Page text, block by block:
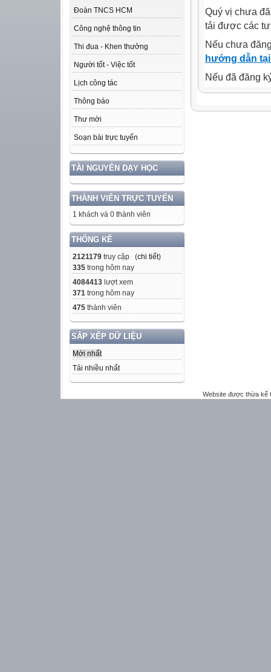
Đoàn TNCS HCM
Công nghệ thông tin
Thi đua - Khen thưởng
Người tốt - Việc tốt
Lịch công tác
Thông báo
Thư mời
Soạn bài trực tuyến
TÀI NGUYÊN DẠY HỌC
THÀNH VIÊN TRỰC TUYẾN
1 khách và 0 thành viên
THỐNG KÊ
2121179 truy cập (chi tiết)
335 trong hôm nay
4084413 lượt xem
371 trong hôm nay
475 thành viên
SẮP XẾP DỮ LIỆU
Mới nhất
Tải nhiều nhất
Quý vị chưa
tải được các
Nếu chưa
hướng dẫn
Nếu đã đăng
Website được thừa kế